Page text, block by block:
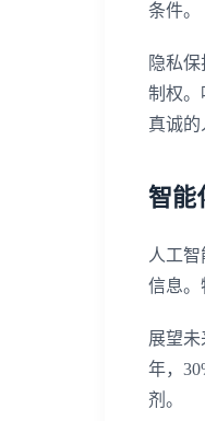
条件。
隐私
制权。
真诚的
智能
人工
信息。
展望
年，
剂。